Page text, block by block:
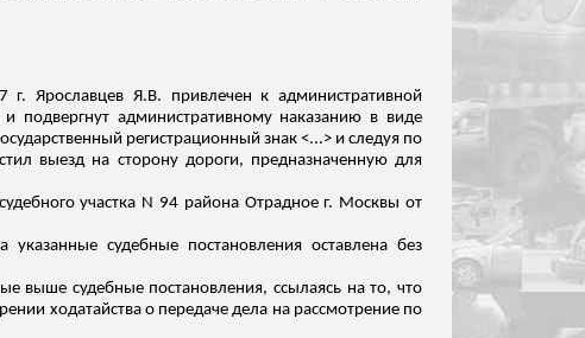
Ярославцев Я.В. привлечен к административной
подвергнут административному наказанию в виде
регистрационный знак <...> и следуя по
выезд на сторону дороги, предназначенную для
участка N 94 района Отрадное г. Москвы от
судебные постановления оставлена без
выше судебные постановления, ссылаясь на то, что
ходатайства о передаче дела на рассмотрение по